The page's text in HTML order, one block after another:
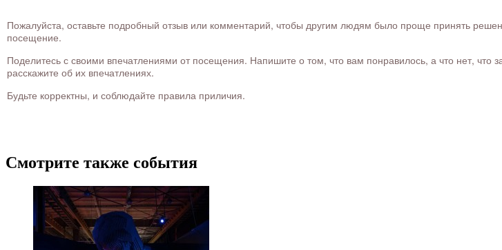
Пожалуйста, оставьте подробный отзыв или комментарий, чтобы другим людям было проще принять
посещение.
Поделитесь с своими впечатлениями от посещения. Напишите о том, что вам понравилось, а что нет,
расскажите об их впечатлениях.
Будьте корректны, и соблюдайте правила приличия.
Смотрите также события